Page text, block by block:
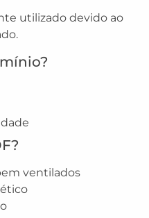
utilizado devido ao
ventilados